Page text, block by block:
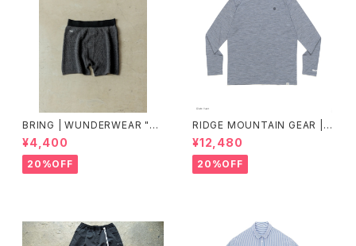
BRING | WUNDERWEAR "O
NE" 50/50
¥4,400
20%OFF
RIDGE MOUNTAIN GEAR |
Merino Basic Long Sleeve
Tee "Micro Border"
¥12,480
20%OFF